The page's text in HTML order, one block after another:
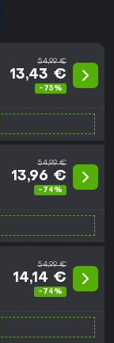
54,99 €
13,43 €
-75%
54,99 €
13,96 €
-74%
54,99 €
14,14 €
-74%